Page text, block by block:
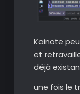
Kainote
et
déjà
une fois le